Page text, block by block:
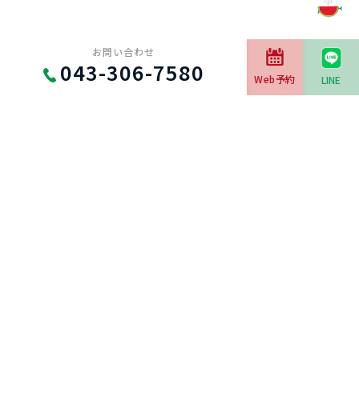
お問い合わせ
043-306-7580 Web予約 LINE